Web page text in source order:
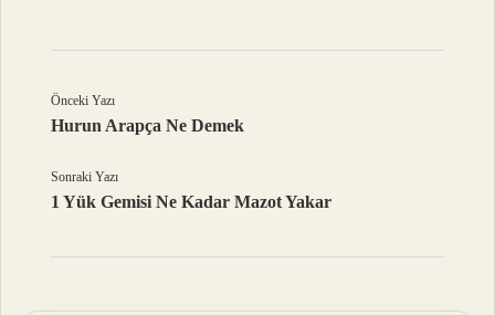
Önceki Yazı
Hurun Arapça Ne Demek
Sonraki Yazı
1 Yük Gemisi Ne Kadar Mazot Yakar